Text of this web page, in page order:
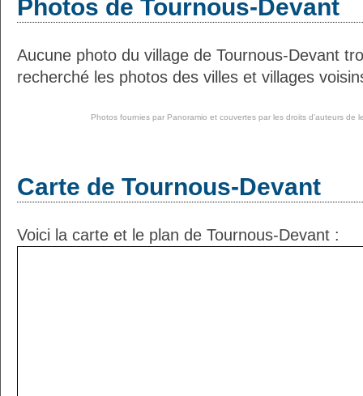
Photos de Tournous-Devant
Aucune photo du village de Tournous-Devant
recherché les photos des villes et villages
Photos fournies par Panoramio et couvertes par les droits d'auteurs de
Carte de Tournous-Devant
Voici la carte et le plan de Tournous-Devant :